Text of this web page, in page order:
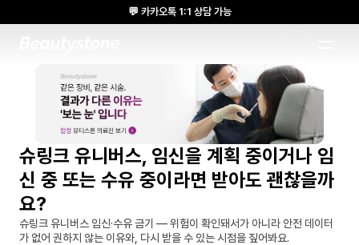
슈링크 유니버스, 임신을 계획 중이거나 임
신 중 또는 수유 중이라면 받아도 괜찮을까
요?
슈링크 유니버스 임신·수유 금기 — 위험이 확인돼서가 아니라 안전 데이터
가 없어 권하지 않는 이유와, 다시 받을 수 있는 시점을 짚어봐요.
💬 카카오톡 1:1 상담 가능
🌸 뷰티스톤의원 메디톡스 방콕 Cadaver workshop 참석 🌸